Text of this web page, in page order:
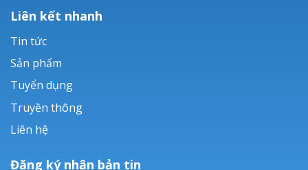
Liên kết nhanh
Tin tức
Sản phẩm
Tuyển dụng
Truyền thông
Liên hệ
Đăng ký nhận bản tin